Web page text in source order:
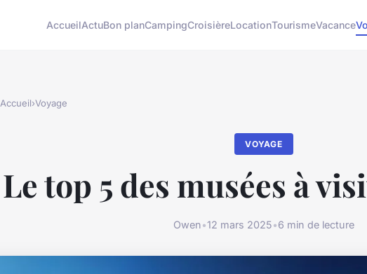
AccueilActuBon planCampingCroisièreLocationTourismeVacance
Accueil›Voyage
VOYAGE
Le top 5 des musées à
Owen•12 mars 2025•6 min de lecture